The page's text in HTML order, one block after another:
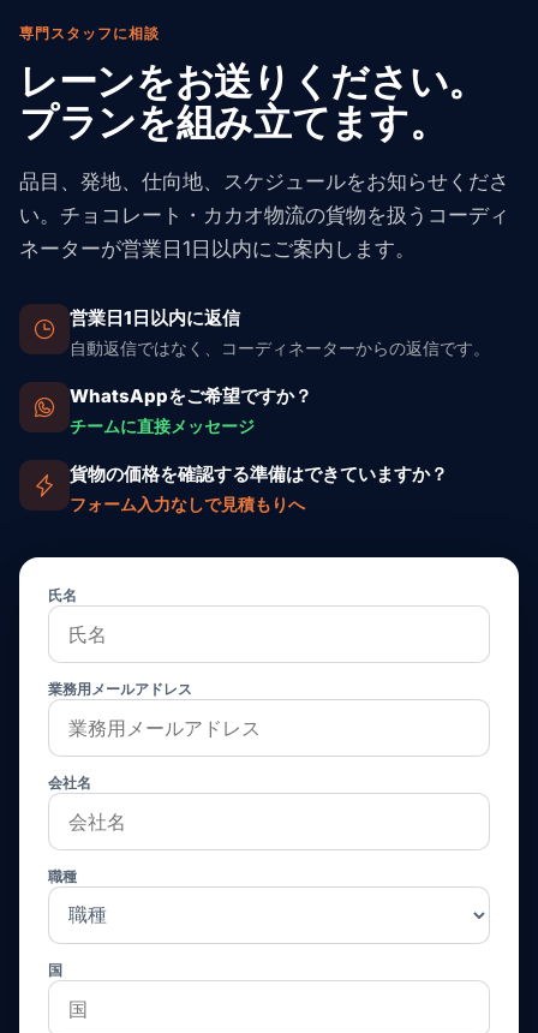
専門スタッフに相談
レーンをお送りください。
プランを組み立てます。
品目、発地、仕向地、スケジュールをお知らせくださ
い。チョコレート・カカオ物流の貨物を扱うコーディ
ネーターが営業日1日以内にご案内します。
営業日1日以内に返信
自動返信ではなく、コーディネーターからの返信です。
WhatsAppをご希望ですか？
チームに直接メッセージ
貨物の価格を確認する準備はできていますか？
フォーム入力なしで見積もりへ
氏名
業務用メールアドレス
会社名
職種
国